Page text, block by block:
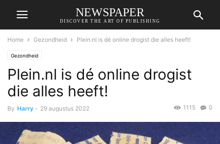
NEWSPAPER
DISCOVER THE ART OF PUBLISHING
Home Gezondheid Plein.nl is dé online drogist die alles heeft!
Gezondheid
Plein.nl is dé online drogist
die alles heeft!
By Harry - 29 augustus 2022 0
1115